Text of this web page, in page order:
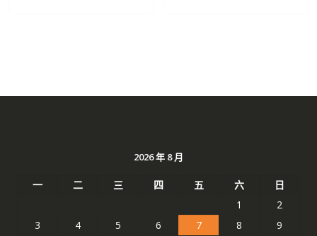
2026 年 8 月
一 二 三 四 五 六
日
1
2
3
4 5 6 7 8
9